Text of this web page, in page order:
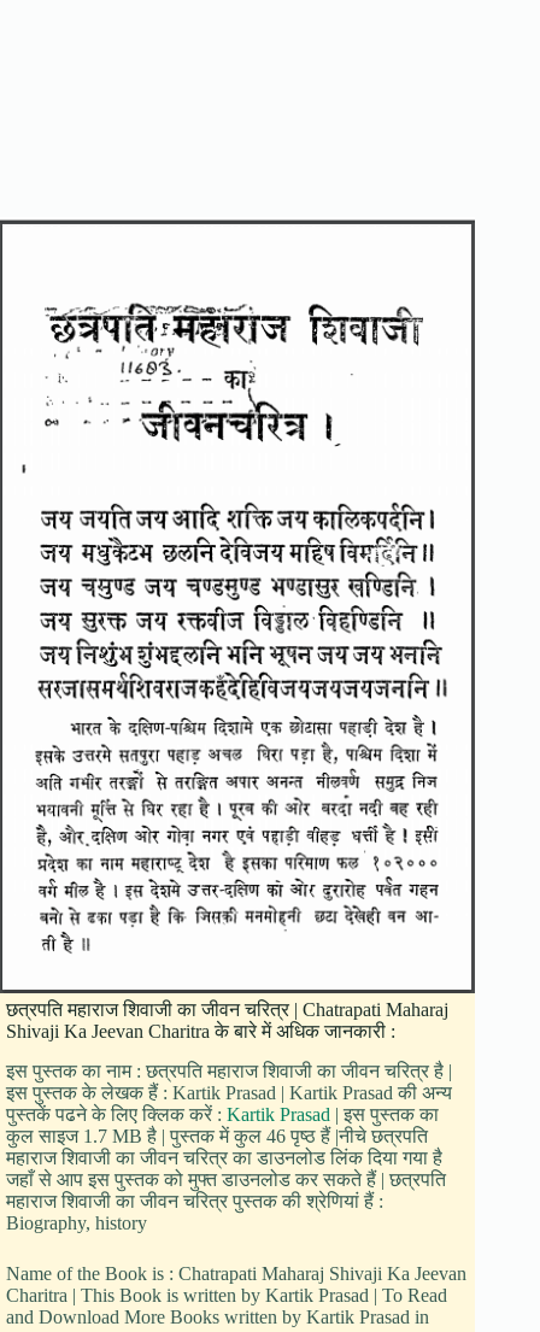
छत्रपति महाराज शिवाजी का जीवन चरित्र | Chatrapati Maharaj
Shivaji Ka Jeevan Charitra के बारे में अधिक जानकारी :
इस पुस्तक का नाम : छत्रपति महाराज शिवाजी का जीवन चरित्र है |
इस पुस्तक के लेखक हैं : Kartik Prasad | Kartik Prasad की अन्य
पुस्तकें पढने के लिए क्लिक करें : Kartik Prasad | इस पुस्तक का
कुल साइज 1.7 MB है | पुस्तक में कुल 46 पृष्ठ हैं |नीचे छत्रपति
महाराज शिवाजी का जीवन चरित्र का डाउनलोड लिंक दिया गया है
जहाँ से आप इस पुस्तक को मुफ्त डाउनलोड कर सकते हैं | छत्रपति
महाराज शिवाजी का जीवन चरित्र पुस्तक की श्रेणियां हैं :
Biography, history
Name of the Book is : Chatrapati Maharaj Shivaji Ka Jeevan
Charitra | This Book is written by Kartik Prasad | To Read
and Download More Books written by Kartik Prasad in